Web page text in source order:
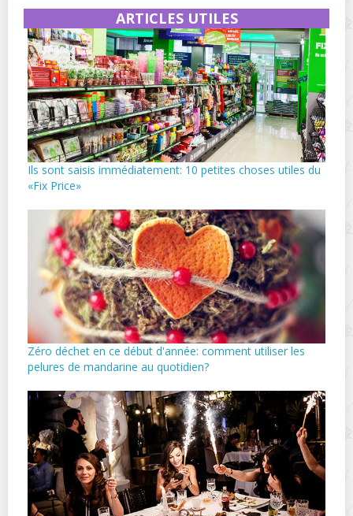
ARTICLES UTILES
Ils sont saisis immédiatement: 10 petites choses utiles du
«Fix Price»
Zéro déchet en ce début d'année: comment utiliser les
pelures de mandarine au quotidien?